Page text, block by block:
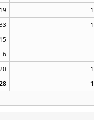
19
33
15
6
20
28